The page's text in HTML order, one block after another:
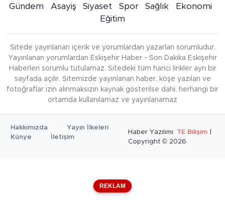
Gündem Asayiş Siyaset Spor Sağlık
Ekonomi
Eğitim
Sitede yayınlanan içerik ve yorumlardan yazarları sorumludur.
Yayınlanan yorumlardan Eskişehir Haber - Son Dakika Eskişehir
Haberleri sorumlu tutulamaz. Sitedeki tüm harici linkler ayrı bir
sayfada açılır. Sitemizde yayınlanan haber, köşe yazıları ve
fotoğraflar izin alınmaksızın kaynak gösterilse dahi, herhangi bir
ortamda kullanılamaz ve yayınlanamaz
Hakkımızda
Yayın İlkeleri
Künye
İletişim
Haber Yazılımı: TE Bilişim
Copyright © 2026
REKLAM